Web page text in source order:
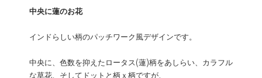
中央に蓮のお花
インドらしい柄のパッチワーク風デザインです。
中央に、色数を抑えたロータス(蓮)柄をあしらい、カラフル
な草花、そしてドットと柄ｘ柄ですが、